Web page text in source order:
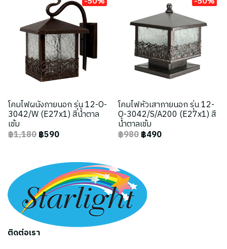
โคมไฟผนังภายนอก รุ่น 12-O-
3042/W (E27x1) สีน้ำตาล
เข้ม
฿1,180฿590
โคมไฟหัวเสาภายนอก รุ่น 12-
O-3042/S/A200 (E27x1) สี
น้ำตาลเข้ม
฿980฿490
ติดต่อเรา